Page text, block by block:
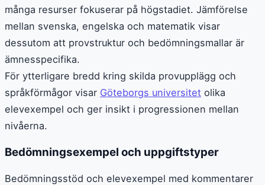
många resurser fokuserar på högstadiet. Jämförelse
mellan svenska, engelska och matematik visar
dessutom att provstruktur och bedömningsmallar är
ämnesspecifika.
För ytterligare bredd kring skilda provupplägg och
språkförmågor visar Göteborgs universitet olika
elevexempel och ger insikt i progressionen mellan
nivåerna.
Bedömningsexempel och uppgiftstyper
Bedömningsstöd och elevexempel med kommentarer